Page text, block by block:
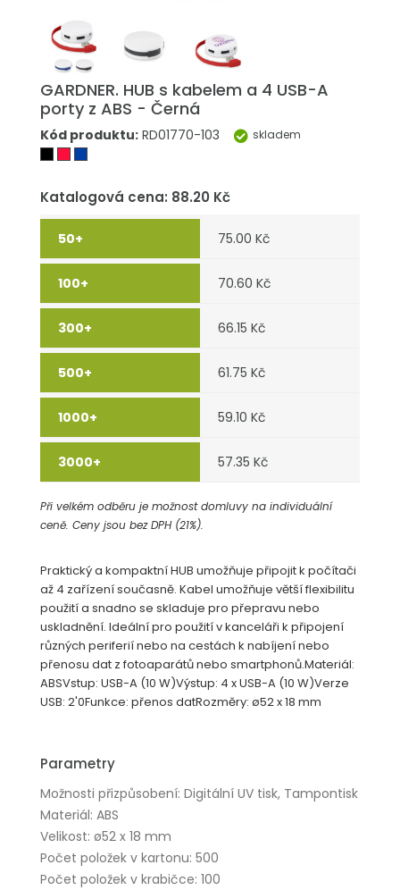
GARDNER. HUB s kabelem a 4 USB-A
porty z ABS - Černá
Kód produktu: RD01770-103 skladem
Katalogová cena: 88.20 Kč
75.00 Kč
70.60 Kč
66.15 Kč
61.75 Kč
59.10 Kč
57.35 Kč
Při velkém odběru je možnost domluvy na individuální
ceně. Ceny jsou bez DPH (21%).
Praktický a kompaktní HUB umožňuje připojit k počítači
až 4 zařízení současně. Kabel umožňuje větší flexibilitu
použití a snadno se skladuje pro přepravu nebo
uskladnění. Ideální pro použití v kanceláři k připojení
různých periferií nebo na cestách k nabíjení nebo
přenosu dat z fotoaparátů nebo smartphonů.Materiál:
ABSVstup: USB-A (10 W)Výstup: 4 x USB-A (10 W)Verze
USB: 2'0Funkce: přenos datRozměry: ø52 x 18 mm
Parametry
Možnosti přizpůsobení: Digitální UV tisk, Tampontisk
Materiál: ABS
Velikost: ø52 x 18 mm
Počet položek v kartonu: 500
Počet položek v krabičce: 100